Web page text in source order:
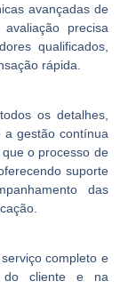
avançadas de
precisa
qualificados,
rápida.
os detalhes,
a gestão contínua
o processo de
suporte
das
completo e
do cliente e na